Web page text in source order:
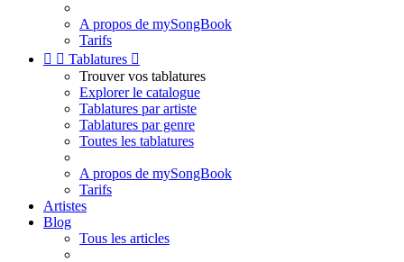
A propos de mySongBook
Tarifs
  Tablatures 
Trouver vos tablatures
Explorer le catalogue
Tablatures par artiste
Tablatures par genre
Toutes les tablatures
A propos de mySongBook
Tarifs
Artistes
Blog
Tous les articles